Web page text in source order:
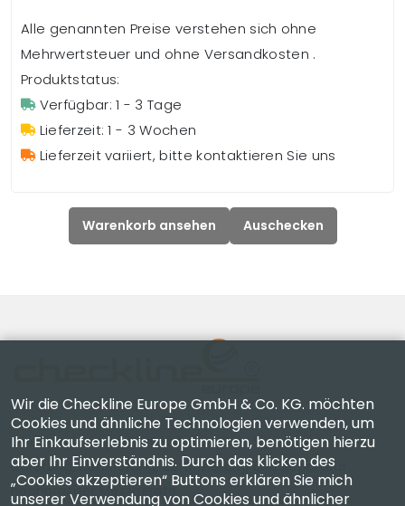
Alle genannten Preise verstehen sich ohne
Mehrwertsteuer und ohne Versandkosten .
Produktstatus:
Verfügbar: 1 - 3 Tage
Lieferzeit: 1 - 3 Wochen
Lieferzeit variiert, bitte kontaktieren Sie uns
Warenkorb ansehen Auschecken
Checkline Europe GmbH & Co. KG. — Spezialisten für
Lieferung, Kalibrierung, Zertifizierung und Reparatur
hochpräziser Messgeräte.
Wir die Checkline Europe GmbH & Co. KG. möchten
Cookies und ähnliche Technologien verwenden, um
Ihr Einkaufserlebnis zu optimieren, benötigen hierzu
aber Ihr Einverständnis. Durch das klicken des
„Cookies akzeptieren“ Buttons erklären Sie mich
unserer Verwendung von Cookies und ähnlicher